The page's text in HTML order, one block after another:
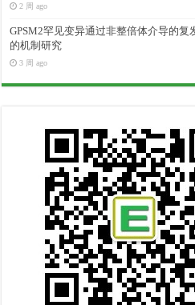
2 周 ago
GPSM2罕见变异通过非整倍体介导的复
的机制研究
3 周 ago